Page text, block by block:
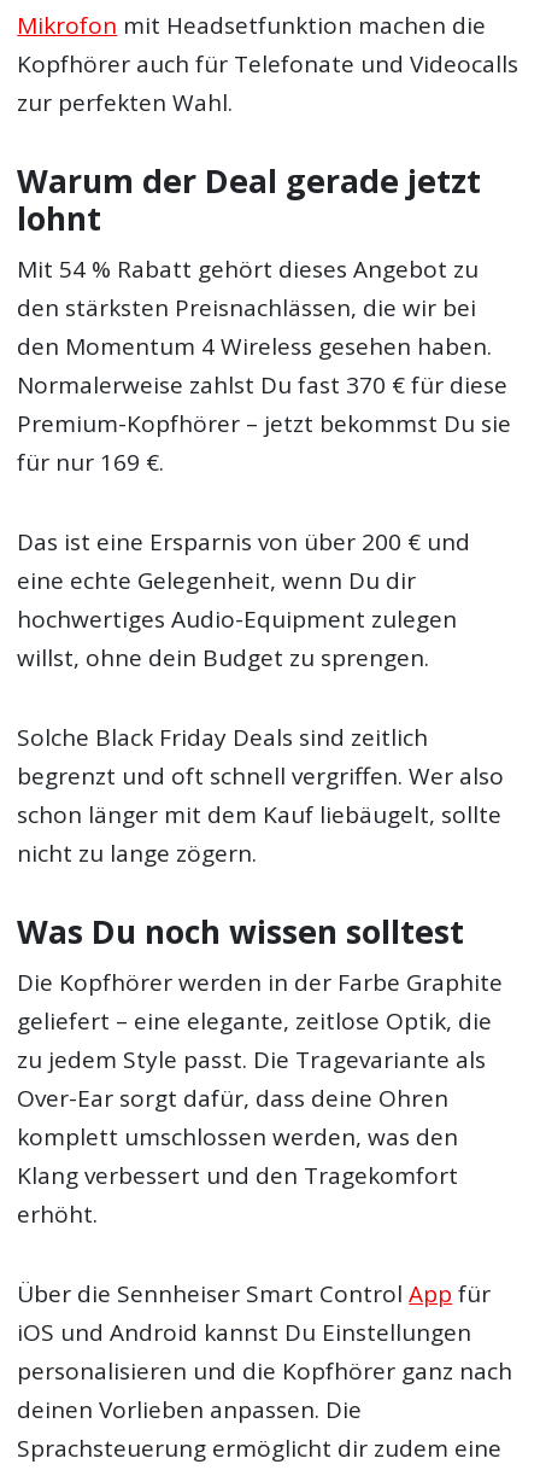
Mikrofon mit Headsetfunktion machen die
Kopfhörer auch für Telefonate und Videocalls
zur perfekten Wahl.
Warum der Deal gerade jetzt
lohnt
Mit 54 % Rabatt gehört dieses Angebot zu
den stärksten Preisnachlässen, die wir bei
den Momentum 4 Wireless gesehen haben.
Normalerweise zahlst Du fast 370 € für diese
Premium-Kopfhörer – jetzt bekommst Du sie
für nur 169 €.
Das ist eine Ersparnis von über 200 € und
eine echte Gelegenheit, wenn Du dir
hochwertiges Audio-Equipment zulegen
willst, ohne dein Budget zu sprengen.
Solche Black Friday Deals sind zeitlich
begrenzt und oft schnell vergriffen. Wer also
schon länger mit dem Kauf liebäugelt, sollte
nicht zu lange zögern.
Was Du noch wissen solltest
Die Kopfhörer werden in der Farbe Graphite
geliefert – eine elegante, zeitlose Optik, die
zu jedem Style passt. Die Tragevariante als
Over-Ear sorgt dafür, dass deine Ohren
komplett umschlossen werden, was den
Klang verbessert und den Tragekomfort
erhöht.
Über die Sennheiser Smart ControlApp für
iOS und Android kannst Du Einstellungen
personalisieren und die Kopfhörer ganz nach
deinen Vorlieben anpassen. Die
Sprachsteuerung ermöglicht dir zudem eine